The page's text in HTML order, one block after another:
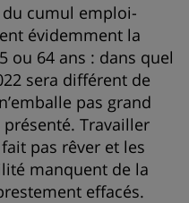
cumul emploi-
évidemment la
ou 64 ans : dans quel
sera différent de
pas grand
Travailler
pas rêver et les
manquent de la
effacés.